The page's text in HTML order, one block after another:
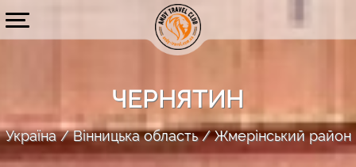
ЧЕРНЯТИН
Україна Вінницька область Жмерінський район